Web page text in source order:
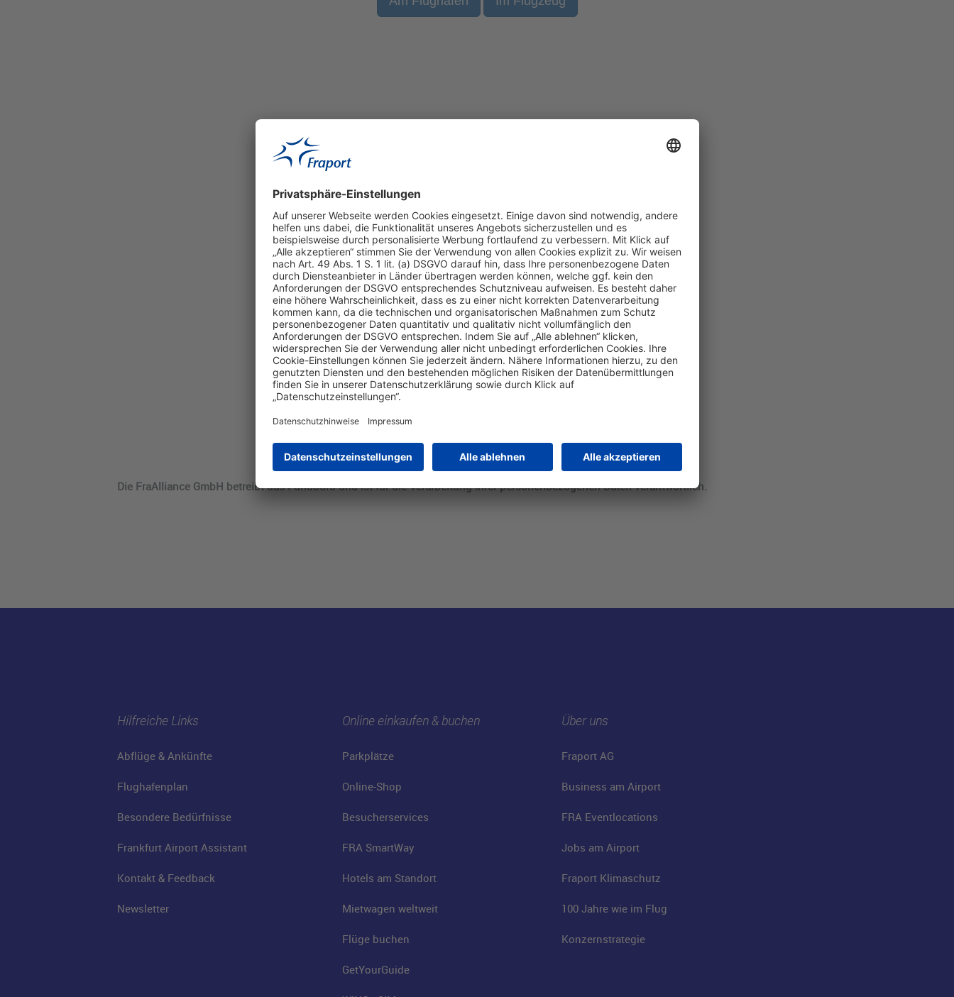
Die FraAlliance GmbH betreibt das Fundbüro und ist für die Verarbeitung Ihrer personenbezogenen Daten verantwortlich.
Hilfreiche Links
Abflüge & Ankünfte
Flughafenplan
Besondere Bedürfnisse
Frankfurt Airport Assistant
Kontakt & Feedback
Newsletter
Online einkaufen & buchen
Parkplätze
Online-Shop
Besucherservices
FRA SmartWay
Hotels am Standort
Mietwagen weltweit
Flüge buchen
GetYourGuide
Über uns
Fraport AG
Business am Airport
FRA Eventlocations
Jobs am Airport
Fraport Klimaschutz
100 Jahre wie im Flug
Konzernstrategie